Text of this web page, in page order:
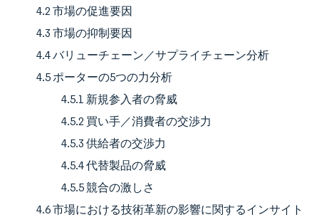
4.2 市場の促進要因
4.3 市場の抑制要因
4.4 バリューチェーン／サプライチェーン分析
4.5 ポーターの5つの力分析
4.5.1 新規参入者の脅威
4.5.2 買い手／消費者の交渉力
4.5.3 供給者の交渉力
4.5.4 代替製品の脅威
4.5.5 競合の激しさ
4.6 市場における技術革新の影響に関するインサイト